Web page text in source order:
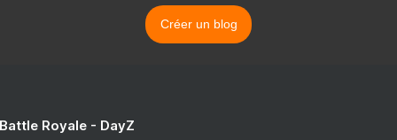
Créer un blog
Royale - DayZ